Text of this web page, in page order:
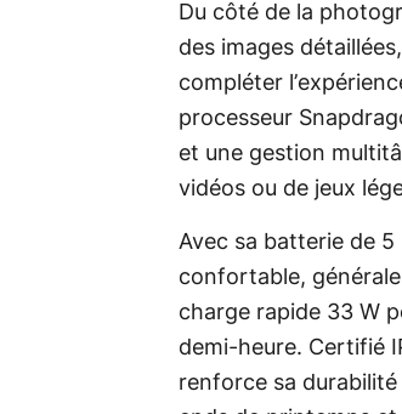
Du côté de la
des images
compléter
processeur
et une gestion
vidéos ou de jeux
Avec sa batterie de
confortable,
charge rapide 33 W
demi-heure. Certifié
renforce sa